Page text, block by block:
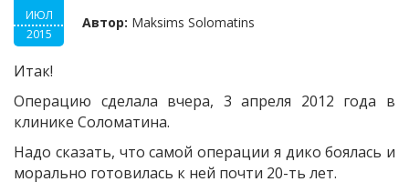
ИЮЛ
2015
Автор: Maksims Solomatins
Итак!
Операцию сделала вчера, 3 апреля 2012 года в
клинике Соломатина.
Надо сказать, что самой операции я дико боялась и
морально готовилась к ней почти 20-ть лет.